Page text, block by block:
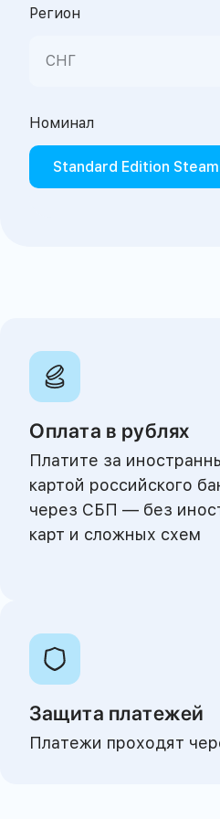
Регион
СНГ
СНГ
Номинал
Standard Edition Steam
Оплата в рублях
Платите за
картой российского
через СБП — без
карт и сложных схем
Защита платежей
Платежи проходят